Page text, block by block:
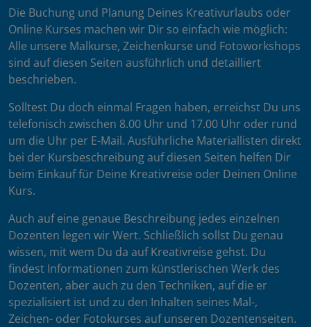
Die Buchung und Planung Deines Kreativurlaubs oder
Online Kurses machen wir Dir so einfach wie möglich:
Alle unsere Malkurse, Zeichenkurse und Fotoworkshops
sind auf diesen Seiten ausführlich und detailliert
beschrieben.
Solltest Du doch einmal Fragen haben, erreichst Du uns
telefonisch zwischen 8.00 Uhr und 17.00 Uhr oder rund
um die Uhr per E-Mail. Ausführliche Materiallisten direkt
bei der Kursbeschreibung auf diesen Seiten helfen Dir
beim Einkauf für Deine Kreativreise oder Deinen Online
Kurs.
Auch auf eine genaue Beschreibung jedes einzelnen
Dozenten legen wir Wert. Schließlich sollst Du genau
wissen, mit wem Du da auf Kreativreise gehst. Du
findest Informationen zum künstlerischen Werk des
Dozenten, aber auch zu den Techniken, auf die er
spezialisiert ist und zu den Inhalten seines Mal-,
Zeichen- oder Fotokurses auf unseren Dozentenseiten.